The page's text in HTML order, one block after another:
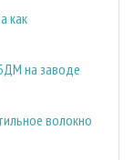
как
на заводе
волокно